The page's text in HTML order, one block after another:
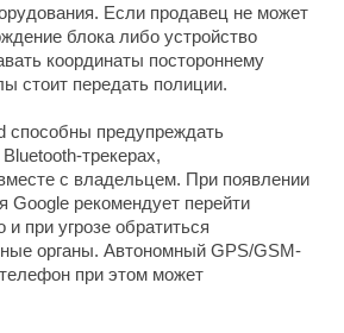
Если продавец не может
блока либо устройство
координаты постороннему
стоит передать полиции.
предупреждать
трекерах,
с владельцем. При появлении
Google рекомендует перейти
и при угрозе обратиться
органы. Автономный GPS/GSM-
при этом может